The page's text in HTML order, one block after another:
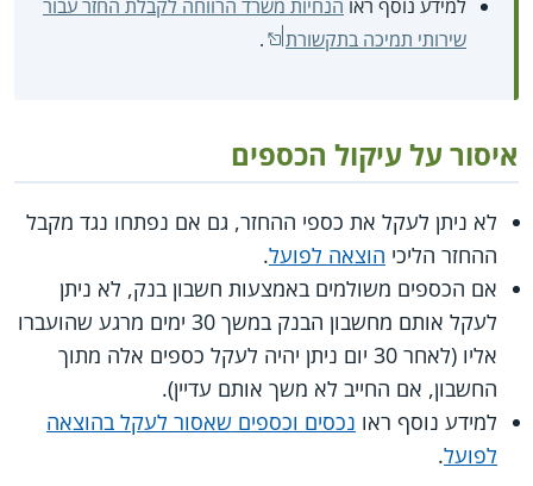
למידע נוסף ראו הנחיות משרד הרווחה לקבלת החזר עבור
שירותי תמיכה בתקשורת
.
איסור על עיקול הכספים
לא ניתן לעקל את כספי ההחזר, גם אם נפתחו נגד מקבל
ההחזר הליכי הוצאה לפועל.
אם הכספים משולמים באמצעות חשבון בנק, לא ניתן
לעקל אותם מחשבון הבנק במשך 30 ימים מרגע שהועברו
אליו (לאחר 30 יום ניתן יהיה לעקל כספים אלה מתוך
החשבון, אם החייב לא משך אותם עדיין).
למידע נוסף ראו נכסים וכספים שאסור לעקל בהוצאה
לפועל.